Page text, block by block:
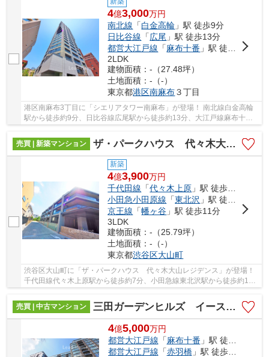
4億3,000万円
南北線 「白金高輪 」駅 徒歩9分
日比谷線 「広尾 」駅 徒歩13分
都営大江戸線 「麻布十番 」駅 徒歩17分
2LDK
建物面積：-（27.48坪）
土地面積：-（-）
東京都港区南麻布３丁目
港区南麻布3丁目に「シエリアタワー南麻布」が登場！ 南北線白金高輪
駅から徒歩約9分、日比谷線広尾駅から徒歩約13分、大江戸線麻布十番
売買 | 新築マンション
ザ・パークハウス 代々木大山レジデンス
新築
4億3,900万円
千代田線 「代々木上原 」駅 徒歩7分
小田急小田原線 「東北沢 」駅 徒歩10分
京王線 「幡ヶ谷 」駅 徒歩11分
3LDK
建物面積：-（25.79坪）
土地面積：-（-）
東京都渋谷区大山町
渋谷区大山町に「ザ・パークハウス 代々木大山レジデンス」が登場！
千代田線代々木上原駅から徒歩約7分、小田急線東北沢駅から徒歩約10
売買 | 中古マンション
三田ガーデンヒルズ イーストヒル
4億5,000万円
都営大江戸線 「麻布十番 」駅 徒歩5分
都営大江戸線 「赤羽橋」駅 徒歩5分